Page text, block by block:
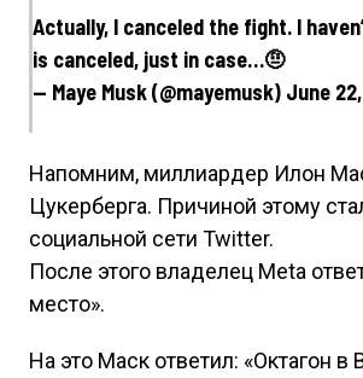
Actually, I canceled the fight. I
is canceled, just in case…🤨
— Maye Musk (@mayemusk) June
Напомним, миллиардер Илон
Цукерберга. Причиной этому
социальной сети Twitter.
После этого владелец Meta
место».
На это Маск ответил: «Октагон в